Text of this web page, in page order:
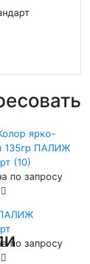
ярко-
135гр ПАЛИЖ
(10)
по запросу
по запросу